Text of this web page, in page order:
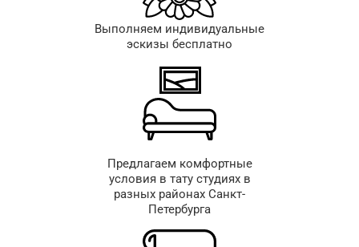
Выполняем индивидуальные
эскизы бесплатно
Предлагаем комфортные
условия в тату студиях в
разных районах Санкт-
Петербурга